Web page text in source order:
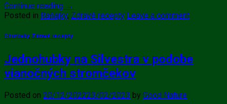
Continue reading →
Posted in Raňajky, Zdravé recepty Leave a comment
Chuťovky, Zdravé recepty
Jednohubky na Silvestra v podobe
vianočných stromčekov
Posted on 20/12/202223/02/2023 by Good Nature